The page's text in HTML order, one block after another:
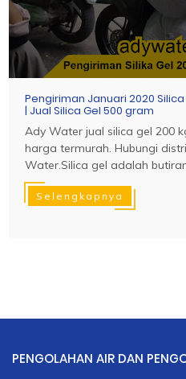
Pengiriman Januari 2020
| Jual Silica Gel 500 gram
Ady Water jual silica gel 200
harga termurah. Hubungi
Water.Silica gel adalah
Selengkapnya
PENGOLAHAN AIR DAN